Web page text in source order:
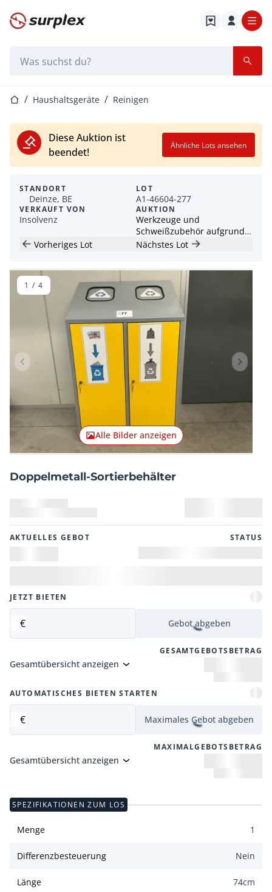
Startseite
StartseiteHaushaltsgeräte Reinigen
Diese Auktion ist
beendet!
Ähnliche Lots ansehen
STANDORT
Deinze, BE
VERKAUFT VON
Insolvenz
LOT
A1-46604-277
AUKTION
Werkzeuge und
Schweißzubehör aufgrund
der Insolvenz von VAMATEC
Vorheriges Lot Nächstes Lot
Vorheriger Artikel
Alle Bilder anzeigen
1 / 4
Doppelmetall-Sortierbehälter
AKTUELLES GEBOT STATUS
JETZT BIETEN
€ Gebot abgeben
GESAMTGEBOTSBETRAG
Gesamtübersicht anzeigen
AUTOMATISCHES BIETEN STARTEN
€ Maximales Gebot abgeben
MAXIMALGEBOTSBETRAG
Gesamtübersicht anzeigen
SPEZIFIKATIONEN ZUM LOS
Menge 1
Differenzbesteuerung Nein
Länge 74cm